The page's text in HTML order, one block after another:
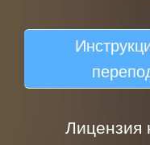
Лицензия